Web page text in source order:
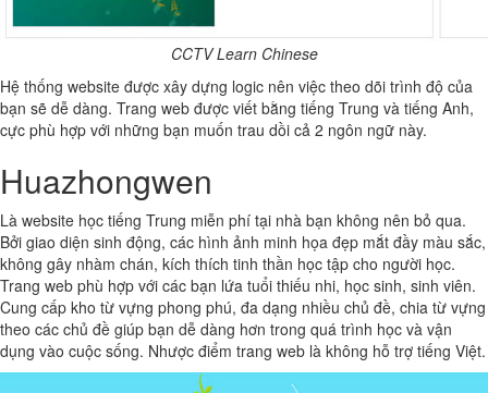
CCTV Learn Chinese
Hệ thống website được xây dựng logic nên việc theo dõi trình độ của
bạn sẽ dễ dàng. Trang web được viết bằng tiếng Trung và tiếng Anh,
cực phù hợp với những bạn muốn trau dồi cả 2 ngôn ngữ này.
Huazhongwen
Là website học tiếng Trung miễn phí tại nhà bạn không nên bỏ qua.
Bởi giao diện sinh động, các hình ảnh minh họa đẹp mắt đầy màu sắc,
không gây nhàm chán, kích thích tinh thần học tập cho người học.
Trang web phù hợp với các bạn lứa tuổi thiếu nhi, học sinh, sinh viên.
Cung cấp kho từ vựng phong phú, đa dạng nhiều chủ đề, chia từ vựng
theo các chủ đề giúp bạn dễ dàng hơn trong quá trình học và vận
dụng vào cuộc sống. Nhược điểm trang web là không hỗ trợ tiếng Việt.